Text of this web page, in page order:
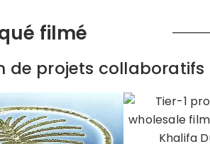
filmé
de projets collaboratifs